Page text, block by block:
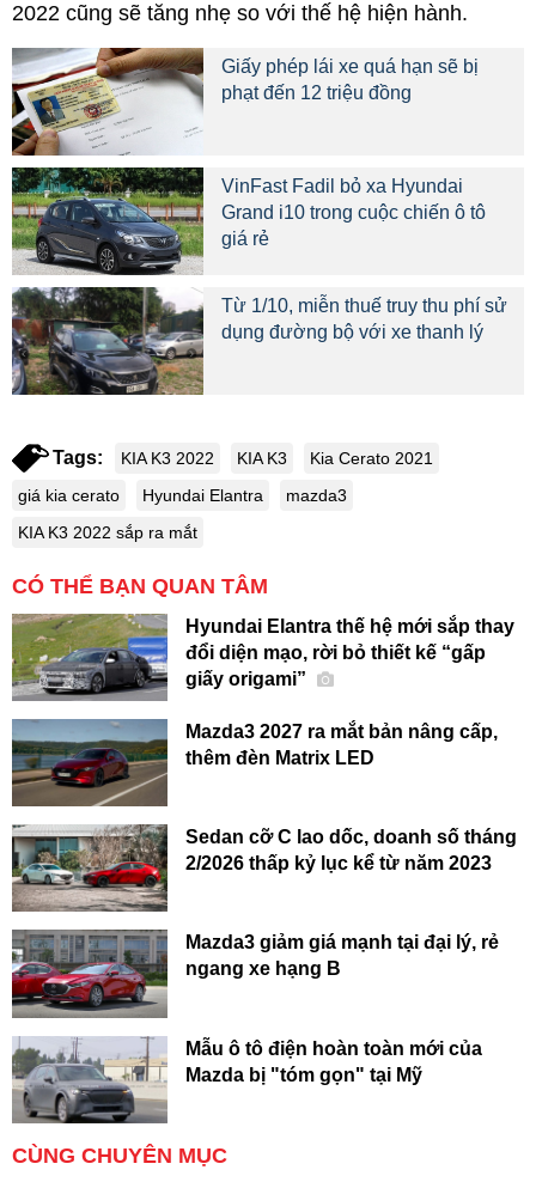
2022 cũng sẽ tăng nhẹ so với thế hệ hiện hành.
Giấy phép lái xe quá hạn sẽ bị
phạt đến 12 triệu đồng
VinFast Fadil bỏ xa Hyundai
Grand i10 trong cuộc chiến ô tô
giá rẻ
Từ 1/10, miễn thuế truy thu phí sử
dụng đường bộ với xe thanh lý
Tags: KIA K3 2022 KIA K3
Kia Cerato 2021
giá kia cerato
Hyundai Elantra
mazda3
KIA K3 2022 sắp ra mắt
CÓ THỂ BẠN QUAN TÂM
Hyundai Elantra thế hệ mới sắp thay
đổi diện mạo, rời bỏ thiết kế “gấp
giấy origami”
Mazda3 2027 ra mắt bản nâng cấp,
thêm đèn Matrix LED
Sedan cỡ C lao dốc, doanh số tháng
2/2026 thấp kỷ lục kể từ năm 2023
Mazda3 giảm giá mạnh tại đại lý, rẻ
ngang xe hạng B
Mẫu ô tô điện hoàn toàn mới của
Mazda bị "tóm gọn" tại Mỹ
CÙNG CHUYÊN MỤC